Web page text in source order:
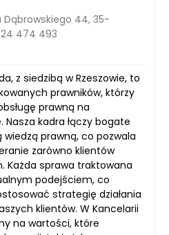
Dąbrowskiego 44, 35-
474 493
z siedzibą w Rzeszowie, to
prawników, którzy
prawną na
kadra łączy bogate
prawną, co pozwala
zarówno klientów
Każda sprawa traktowana
podejściem, co
strategię działania
klientów. W Kancelarii
na wartości, które